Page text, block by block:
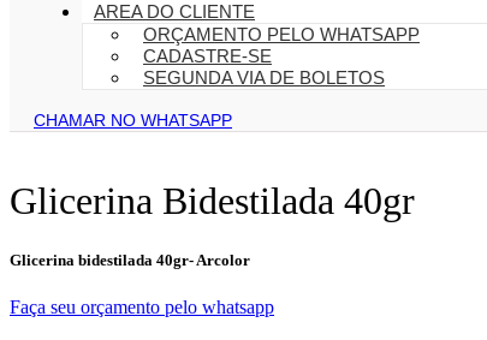
AREA DO CLIENTE
ORÇAMENTO PELO WHATSAPP
CADASTRE-SE
SEGUNDA VIA DE BOLETOS
CHAMAR NO WHATSAPP
Glicerina Bidestilada 40gr
Glicerina bidestilada 40gr- Arcolor
Faça seu orçamento pelo whatsapp